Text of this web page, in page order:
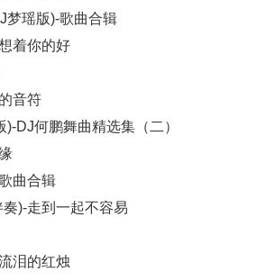
梦瑶版)-歌曲合辑
着你的好
音符
DJ何鹏舞曲精选集（二）
曲合辑
)-走到一起不容易
泪的红烛